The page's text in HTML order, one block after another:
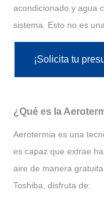
acondicionado y agua
sistema. Esto no es
¡Solicita tu
¿Qué es la
Aerotermia es una
es capaz que extrae
aire de manera
Toshiba, disfruta de: